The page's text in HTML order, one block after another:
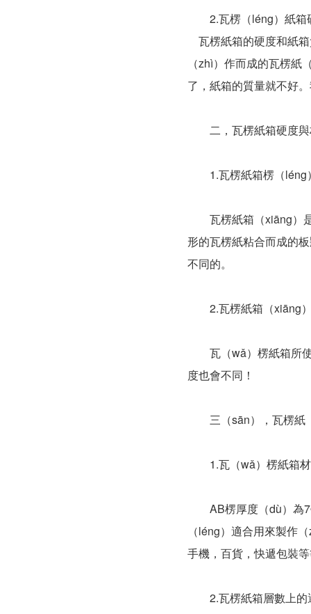
2.瓦楞（léng）紙箱
瓦楞紙箱的硬度和紙
（zhì）作而成的瓦楞
了，紙箱的質量就不好
二，瓦楞紙箱硬度與
1.瓦楞紙箱楞（léng
瓦楞紙箱（xiāng）是
形的瓦楞紙粘合而成的
不同的。
2.瓦楞紙箱（xiāng）
瓦（wǎ）楞紙箱所使
度也會不同！
三（sān），瓦楞紙
1.瓦（wǎ）楞紙箱材
AB楞厚度（dù）為7
（léng）適合用來製作
手機，百貨，快遞包裝
2.瓦楞紙箱層數上的